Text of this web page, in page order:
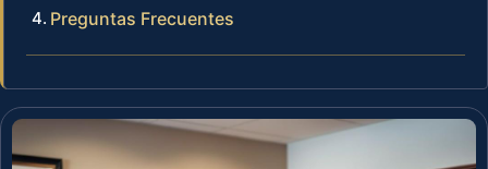
Preguntas Frecuentes